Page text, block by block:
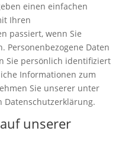
einen einfachen
Ihren
passiert, wenn Sie
Personenbezogene Daten
Sie persönlich identifiziert
Informationen zum
Sie unserer unter
Datenschutzerklärung.
unserer